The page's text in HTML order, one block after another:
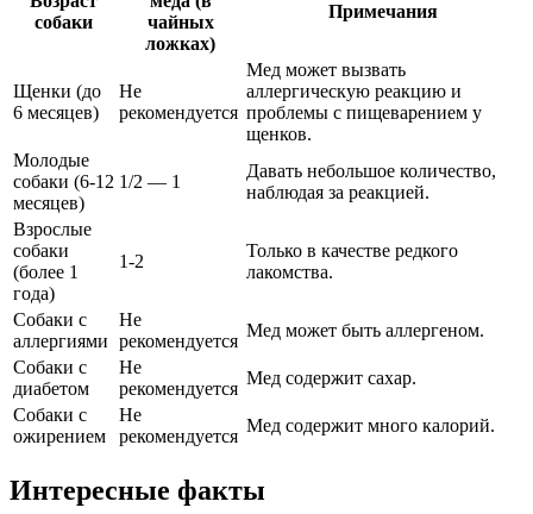
собаки
чайных
ложках)
Примечания
Щенки (до
6 месяцев)
Не
рекомендуется
Мед может вызвать
аллергическую реакцию и
проблемы с пищеварением у
щенков.
Молодые
собаки (6-12
месяцев)
1/2 — 1
Давать небольшое количество,
наблюдая за реакцией.
Взрослые
собаки
(более 1
года)
1-2
Только в качестве редкого
лакомства.
Собаки с
аллергиями
Не
рекомендуется
Мед может быть аллергеном.
Собаки с
диабетом
Не
рекомендуется
Мед содержит сахар.
Собаки с
ожирением
Не
рекомендуется
Мед содержит много калорий.
Интересные факты